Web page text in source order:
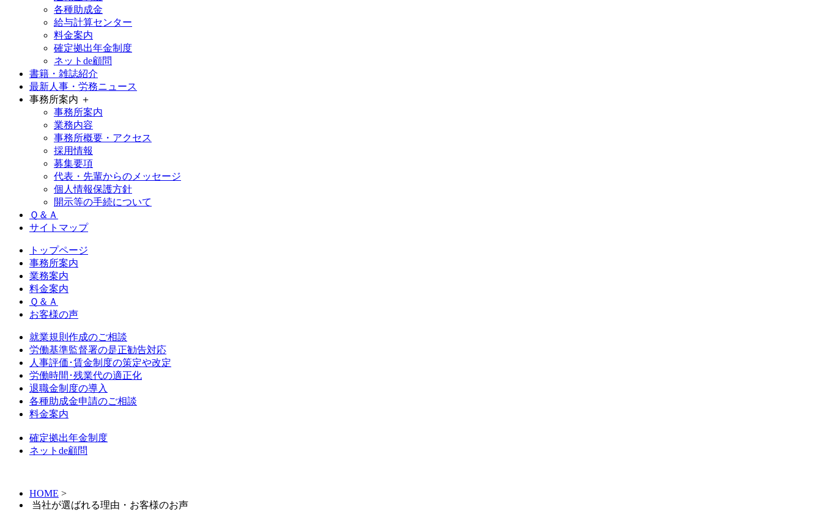
各種助成金
給与計算センター
料金案内
確定拠出年金制度
ネットde顧問
書籍・雑誌紹介
最新人事・労務ニュース
事務所案内 ＋
事務所案内
業務内容
事務所概要・アクセス
採用情報
募集要項
代表・先輩からのメッセージ
個人情報保護方針
開示等の手続について
Ｑ＆Ａ
サイトマップ
トップページ
事務所案内
業務案内
料金案内
Ｑ＆Ａ
お客様の声
就業規則作成のご相談
労働基準監督署の是正勧告対応
人事評価･賃金制度の策定や改定
労働時間･残業代の適正化
退職金制度の導入
各種助成金申請のご相談
料金案内
確定拠出年金制度
ネットde顧問
HOME >
当社が選ばれる理由・お客様のお声